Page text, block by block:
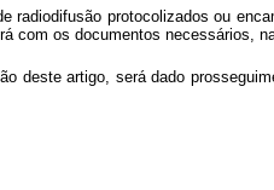
protocolizados ou
com os documentos necessários,
deste artigo, será dado